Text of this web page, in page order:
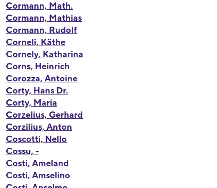
Cormann, Math.
Cormann, Mathias
Cormann, Rudolf
Corneli, Käthe
Cornely, Katharina
Corns, Heinrich
Corozza, Antoine
Corty, Hans Dr.
Corty, Maria
Corzelius, Gerhard
Corzilius, Anton
Coscotti, Nello
Cossu, -
Costi, Ameland
Costi, Amselino